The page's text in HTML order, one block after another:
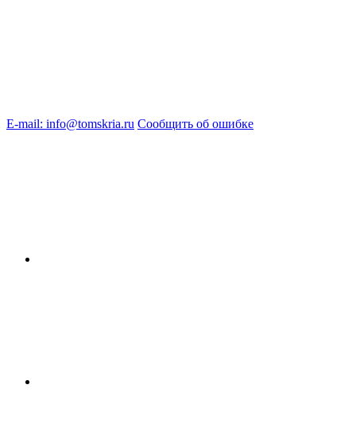
E-mail: info@tomskria.ru Сообщить об ошибке